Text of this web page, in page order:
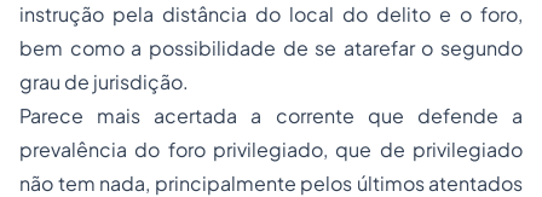
instrução pela distância do local do delito e o foro,
bem como a possibilidade de se atarefar o segundo
grau de jurisdição.
Parece mais acertada a corrente que defende a
prevalência do foro privilegiado, que de privilegiado
não tem nada, principalmente pelos últimos atentados